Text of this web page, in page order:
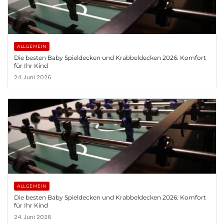
ALLGEMEIN
Die besten Baby Spieldecken und Krabbeldecken 2026: Komfort
für Ihr Kind
24. Juni 2026
ALLGEMEIN
Die besten Baby Spieldecken und Krabbeldecken 2026: Komfort
für Ihr Kind
24. Juni 2026